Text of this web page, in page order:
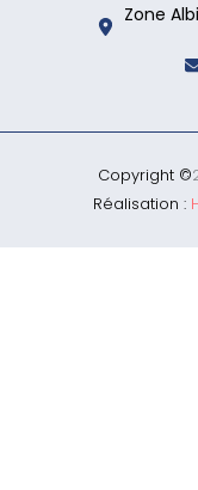
Zone
Copyright ©
Réalisation :